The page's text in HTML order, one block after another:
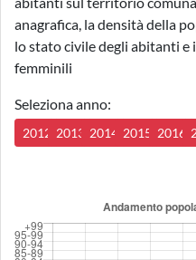
anagrafica, la densità della
lo stato civile degli abitanti e
femminili
Seleziona anno:
2012 2013 2014 2015 2016